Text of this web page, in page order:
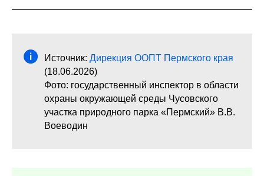
Источник: Дирекция ООПТ Пермского края
(18.06.2026)
Фото: государственный инспектор в области
охраны окружающей среды Чусовского
участка природного парка «Пермский» В.В.
Воеводин